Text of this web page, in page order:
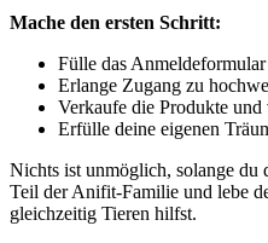
Mache den ⁣ersten Schritt:
Fülle⁣ das
Erlange ​Zugang zu
Verkaufe​ die Produkte ‌und
Erfülle deine eigenen⁤
Nichts ist unmöglich, solange du
Teil ⁣der Anifit-Familie und lebe
gleichzeitig⁣ Tieren hilfst.